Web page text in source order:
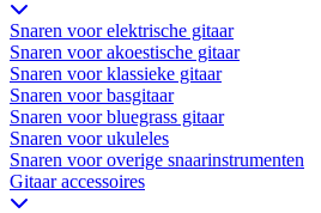
Snaren voor elektrische gitaar
Snaren voor akoestische gitaar
Snaren voor klassieke gitaar
Snaren voor basgitaar
Snaren voor bluegrass gitaar
Snaren voor ukuleles
Snaren voor overige snaarinstrumenten
Gitaar accessoires